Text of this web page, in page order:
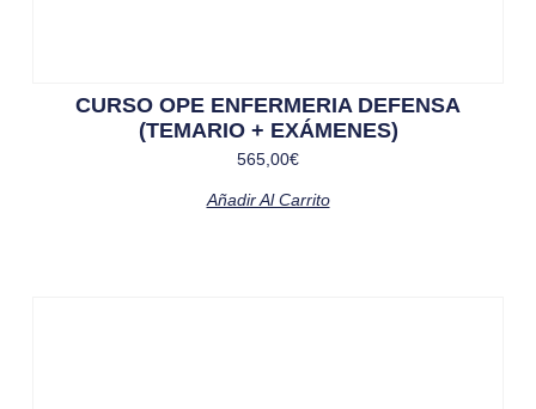
CURSO OPE ENFERMERIA DEFENSA
(TEMARIO + EXÁMENES)
565,00€
Añadir Al Carrito